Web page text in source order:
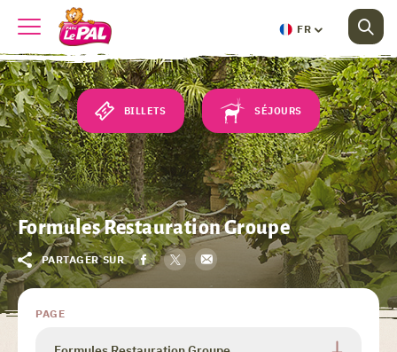
FR
BILLETS SÉJOURS
Formules Restauration Groupe
PARTAGER SUR
PAGE